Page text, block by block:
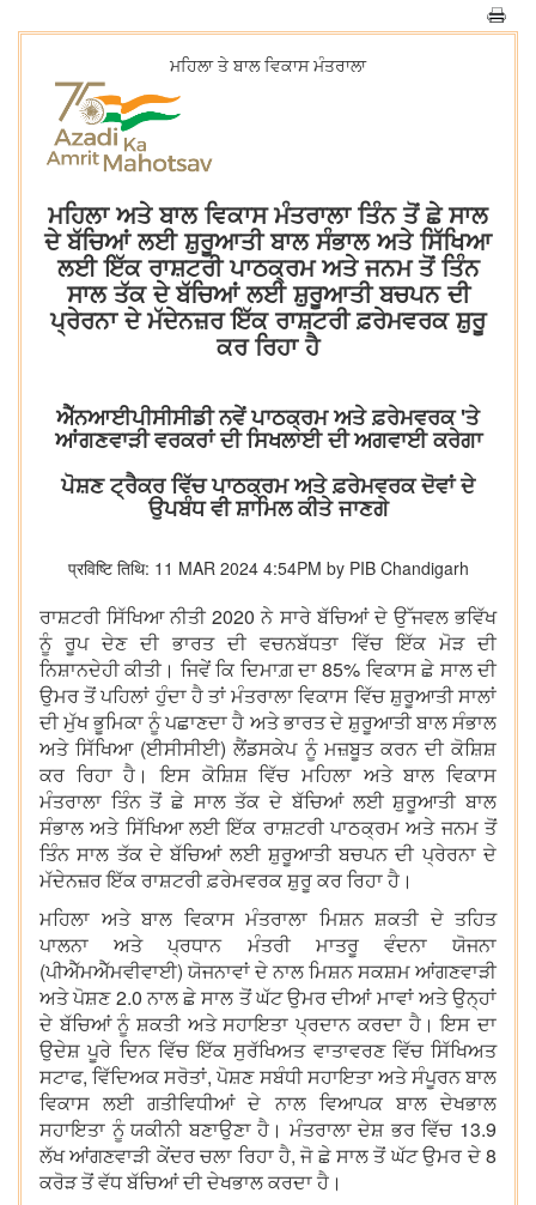
ਮਹਿਲਾ ਤੇ ਬਾਲ ਵਿਕਾਸ ਮੰਤਰਾਲਾ
ਮਹਿਲਾ ਅਤੇ ਬਾਲ ਵਿਕਾਸ ਮੰਤਰਾਲਾ ਤਿੰਨ ਤੋਂ ਛੇ ਸਾਲ
ਦੇ ਬੱਚਿਆਂ ਲਈ ਸ਼ੁਰੂਆਤੀ ਬਾਲ ਸੰਭਾਲ ਅਤੇ ਸਿੱਖਿਆ
ਲਈ ਇੱਕ ਰਾਸ਼ਟਰੀ ਪਾਠਕ੍ਰਮ ਅਤੇ ਜਨਮ ਤੋਂ ਤਿੰਨ
ਸਾਲ ਤੱਕ ਦੇ ਬੱਚਿਆਂ ਲਈ ਸ਼ੁਰੂਆਤੀ ਬਚਪਨ ਦੀ
ਪ੍ਰੇਰਨਾ ਦੇ ਮੱਦੇਨਜ਼ਰ ਇੱਕ ਰਾਸ਼ਟਰੀ ਫ਼ਰੇਮਵਰਕ ਸ਼ੁਰੂ
ਕਰ ਰਿਹਾ ਹੈ
ਐੱਨਆਈਪੀਸੀਸੀਡੀ ਨਵੇਂ ਪਾਠਕ੍ਰਮ ਅਤੇ ਫ਼ਰੇਮਵਰਕ 'ਤੇ
ਆਂਗਣਵਾੜੀ ਵਰਕਰਾਂ ਦੀ ਸਿਖਲਾਈ ਦੀ ਅਗਵਾਈ ਕਰੇਗਾ
ਪੋਸ਼ਣ ਟ੍ਰੈਕਰ ਵਿੱਚ ਪਾਠਕ੍ਰਮ ਅਤੇ ਫ਼ਰੇਮਵਰਕ ਦੋਵਾਂ ਦੇ
ਉਪਬੰਧ ਵੀ ਸ਼ਾਮਿਲ ਕੀਤੇ ਜਾਣਗੇ
प्रविष्टि तिथि: 11 MAR 2024 4:54PM by PIB Chandigarh
ਰਾਸ਼ਟਰੀ ਸਿੱਖਿਆ ਨੀਤੀ 2020 ਨੇ ਸਾਰੇ ਬੱਚਿਆਂ ਦੇ ਉੱਜਵਲ ਭਵਿੱਖ
ਨੂੰ ਰੂਪ ਦੇਣ ਦੀ ਭਾਰਤ ਦੀ ਵਚਨਬੱਧਤਾ ਵਿੱਚ ਇੱਕ ਮੋੜ ਦੀ
ਨਿਸ਼ਾਨਦੇਹੀ ਕੀਤੀ। ਜਿਵੇਂ ਕਿ ਦਿਮਾਗ਼ ਦਾ 85% ਵਿਕਾਸ ਛੇ ਸਾਲ ਦੀ
ਉਮਰ ਤੋਂ ਪਹਿਲਾਂ ਹੁੰਦਾ ਹੈ ਤਾਂ ਮੰਤਰਾਲਾ ਵਿਕਾਸ ਵਿੱਚ ਸ਼ੁਰੂਆਤੀ ਸਾਲਾਂ
ਦੀ ਮੁੱਖ ਭੂਮਿਕਾ ਨੂੰ ਪਛਾਣਦਾ ਹੈ ਅਤੇ ਭਾਰਤ ਦੇ ਸ਼ੁਰੂਆਤੀ ਬਾਲ ਸੰਭਾਲ
ਅਤੇ ਸਿੱਖਿਆ (ਈਸੀਸੀਈ) ਲੈਂਡਸਕੇਪ ਨੂੰ ਮਜ਼ਬੂਤ ਕਰਨ ਦੀ ਕੋਸ਼ਿਸ਼
ਕਰ ਰਿਹਾ ਹੈ। ਇਸ ਕੋਸ਼ਿਸ਼ ਵਿੱਚ ਮਹਿਲਾ ਅਤੇ ਬਾਲ ਵਿਕਾਸ
ਮੰਤਰਾਲਾ ਤਿੰਨ ਤੋਂ ਛੇ ਸਾਲ ਤੱਕ ਦੇ ਬੱਚਿਆਂ ਲਈ ਸ਼ੁਰੂਆਤੀ ਬਾਲ
ਸੰਭਾਲ ਅਤੇ ਸਿੱਖਿਆ ਲਈ ਇੱਕ ਰਾਸ਼ਟਰੀ ਪਾਠਕ੍ਰਮ ਅਤੇ ਜਨਮ ਤੋਂ
ਤਿੰਨ ਸਾਲ ਤੱਕ ਦੇ ਬੱਚਿਆਂ ਲਈ ਸ਼ੁਰੂਆਤੀ ਬਚਪਨ ਦੀ ਪ੍ਰੇਰਨਾ ਦੇ
ਮੱਦੇਨਜ਼ਰ ਇੱਕ ਰਾਸ਼ਟਰੀ ਫ਼ਰੇਮਵਰਕ ਸ਼ੁਰੂ ਕਰ ਰਿਹਾ ਹੈ।
ਮਹਿਲਾ ਅਤੇ ਬਾਲ ਵਿਕਾਸ ਮੰਤਰਾਲਾ ਮਿਸ਼ਨ ਸ਼ਕਤੀ ਦੇ ਤਹਿਤ
ਪਾਲਨਾ ਅਤੇ ਪ੍ਰਧਾਨ ਮੰਤਰੀ ਮਾਤਰੂ ਵੰਦਨਾ ਯੋਜਨਾ
(ਪੀਐੱਮਐੱਮਵੀਵਾਈ) ਯੋਜਨਾਵਾਂ ਦੇ ਨਾਲ ਮਿਸ਼ਨ ਸਕਸ਼ਮ ਆਂਗਣਵਾੜੀ
ਅਤੇ ਪੋਸ਼ਣ 2.0 ਨਾਲ ਛੇ ਸਾਲ ਤੋਂ ਘੱਟ ਉਮਰ ਦੀਆਂ ਮਾਵਾਂ ਅਤੇ ਉਨ੍ਹਾਂ
ਦੇ ਬੱਚਿਆਂ ਨੂੰ ਸ਼ਕਤੀ ਅਤੇ ਸਹਾਇਤਾ ਪ੍ਰਦਾਨ ਕਰਦਾ ਹੈ। ਇਸ ਦਾ
ਉਦੇਸ਼ ਪੂਰੇ ਦਿਨ ਵਿੱਚ ਇੱਕ ਸੁਰੱਖਿਅਤ ਵਾਤਾਵਰਣ ਵਿੱਚ ਸਿੱਖਿਅਤ
ਸਟਾਫ, ਵਿੱਦਿਅਕ ਸਰੋਤਾਂ, ਪੋਸ਼ਣ ਸਬੰਧੀ ਸਹਾਇਤਾ ਅਤੇ ਸੰਪੂਰਨ ਬਾਲ
ਵਿਕਾਸ ਲਈ ਗਤੀਵਿਧੀਆਂ ਦੇ ਨਾਲ ਵਿਆਪਕ ਬਾਲ ਦੇਖਭਾਲ
ਸਹਾਇਤਾ ਨੂੰ ਯਕੀਨੀ ਬਣਾਉਣਾ ਹੈ। ਮੰਤਰਾਲਾ ਦੇਸ਼ ਭਰ ਵਿੱਚ 13.9
ਲੱਖ ਆਂਗਣਵਾੜੀ ਕੇਂਦਰ ਚਲਾ ਰਿਹਾ ਹੈ, ਜੋ ਛੇ ਸਾਲ ਤੋਂ ਘੱਟ ਉਮਰ ਦੇ 8
ਕਰੋੜ ਤੋਂ ਵੱਧ ਬੱਚਿਆਂ ਦੀ ਦੇਖਭਾਲ ਕਰਦਾ ਹੈ।